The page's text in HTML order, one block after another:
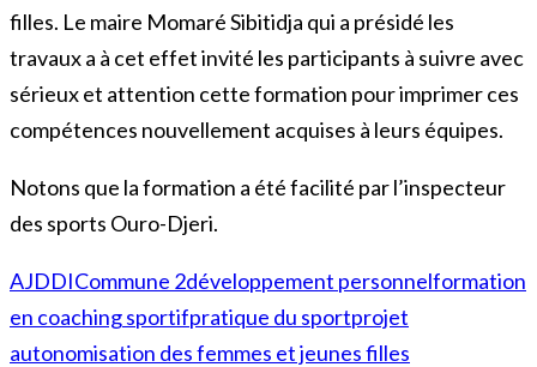
filles. Le maire Momaré Sibitidja qui a présidé les
travaux a à cet effet invité les participants à suivre avec
sérieux et attention cette formation pour imprimer ces
compétences nouvellement acquises à leurs équipes.
Notons que la formation a été facilité par l’inspecteur
des sports Ouro-Djeri.
AJDDICommune 2développement personnelformation
en coaching sportifpratique du sportprojet
autonomisation des femmes et jeunes filles